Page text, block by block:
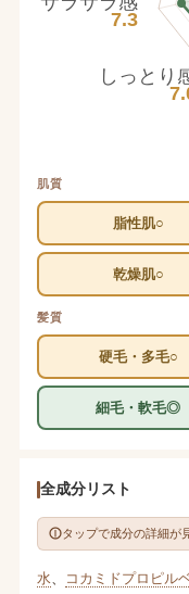
しっとり
7.3
肌質
脂性肌○
乾燥肌○
髪質
硬毛・多毛○
細毛・軟毛◎
全成分リスト
タップで成分の詳細が
水 コカミドプロピル